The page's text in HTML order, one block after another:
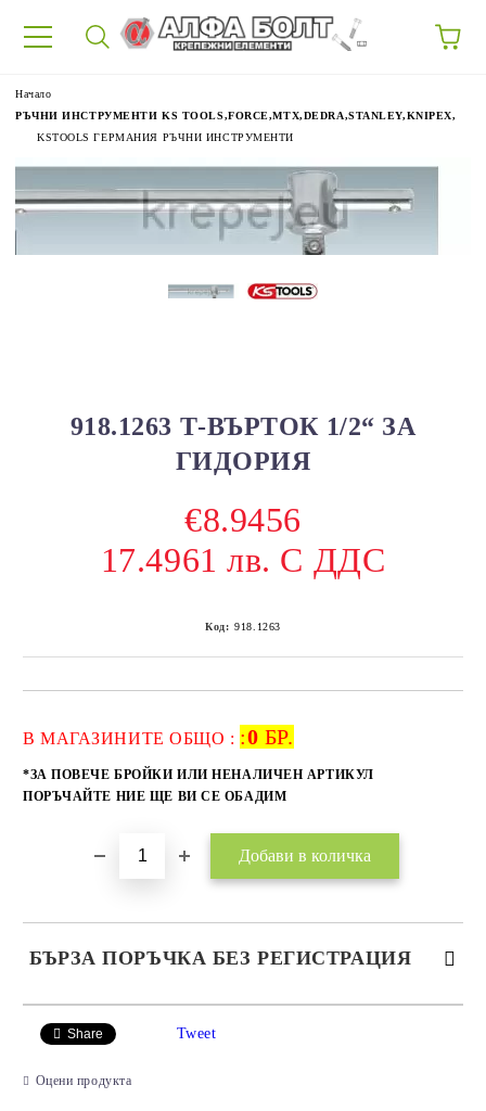
Начало
РЪЧНИ ИНСТРУМЕНТИ KS TOOLS,FORCE,MTX,DEDRA,STANLEY,KNIPEX,
KSTOOLS ГЕРМАНИЯ РЪЧНИ ИНСТРУМЕНТИ
918.1263 Т-ВЪРТОК 1/2“ ЗА
ГИДОРИЯ
€8.9456
17.4961 лв. С ДДС
Код: 918.1263
В МАГАЗИНИТЕ ОБЩО : :0 БР.
*ЗА ПОВЕЧЕ БРОЙКИ ИЛИ НЕНАЛИЧЕН АРТИКУЛ
ПОРЪЧАЙТЕ НИЕ ЩЕ ВИ СЕ ОБАДИМ
БЪРЗА ПОРЪЧКА БЕЗ РЕГИСТРАЦИЯ
Share Tweet
Оцени продукта